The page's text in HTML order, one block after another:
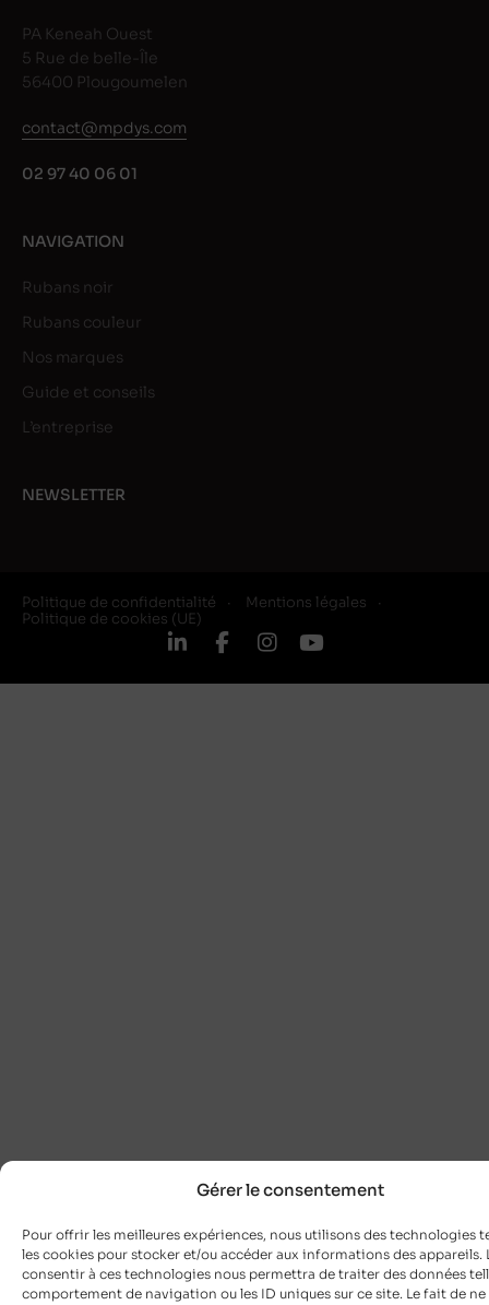
Gérer le consentement
Pour offrir les meilleures expériences, nous utilisons des technologies
les cookies pour stocker et/ou accéder aux informations des appareils.
consentir à ces technologies nous permettra de traiter des données
comportement de navigation ou les ID uniques sur ce site. Le fait de ne
PA Keneah Ouest
5 Rue de belle-Île
56400 Plougoumelen
contact@mpdys.com
02 97 40 06 01
NAVIGATION
Rubans noir
Rubans couleur
Nos marques
Guide et conseils
L’entreprise
NEWSLETTER
Politique de confidentialité
Mentions légales
Politique de cookies (UE)